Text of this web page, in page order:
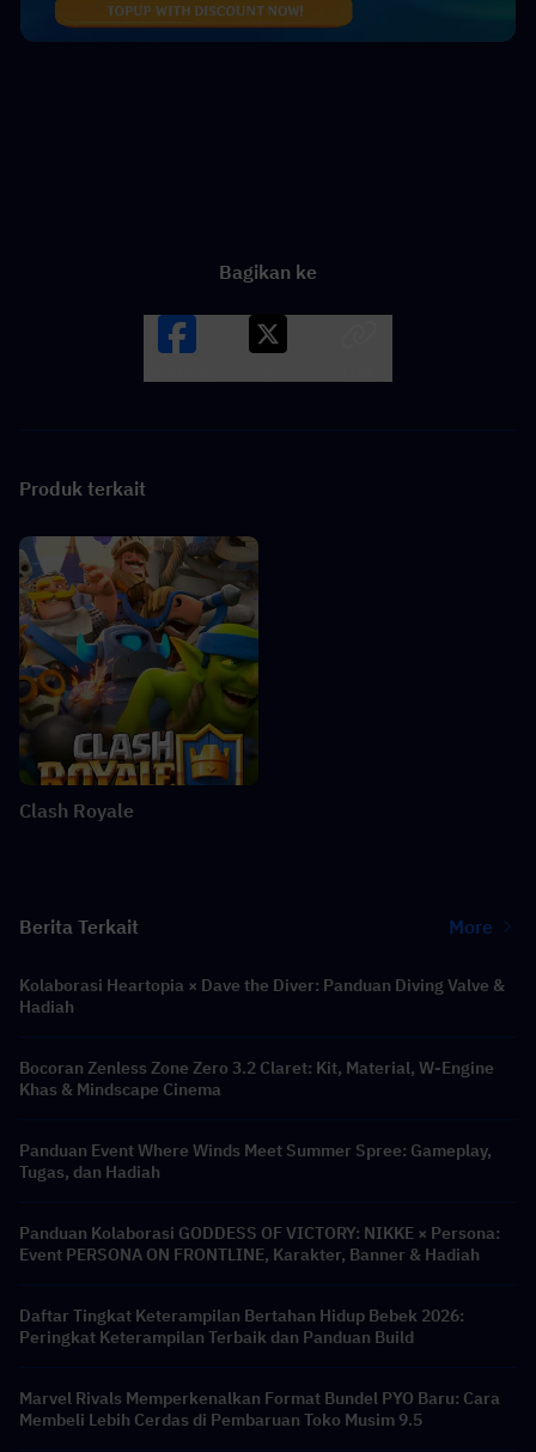
Bagikan ke
Produk terkait
Clash Royale
Berita Terkait More
Kolaborasi Heartopia × Dave the Diver: Panduan Diving Valve &
Hadiah
Bocoran Zenless Zone Zero 3.2 Claret: Kit, Material, W-Engine
Khas & Mindscape Cinema
Panduan Event Where Winds Meet Summer Spree: Gameplay,
Tugas, dan Hadiah
Panduan Kolaborasi GODDESS OF VICTORY: NIKKE × Persona:
Event PERSONA ON FRONTLINE, Karakter, Banner & Hadiah
Daftar Tingkat Keterampilan Bertahan Hidup Bebek 2026:
Peringkat Keterampilan Terbaik dan Panduan Build
Marvel Rivals Memperkenalkan Format Bundel PYO Baru: Cara
Membeli Lebih Cerdas di Pembaruan Toko Musim 9.5